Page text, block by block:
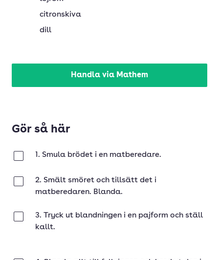
citronskiva
dill
Handla via Mathem
Gör så här
1. Smula brödet i en matberedare.
2. Smält smöret och tillsätt det i
matberedaren. Blanda.
3. Tryck ut blandningen i en pajform och ställ
kallt.